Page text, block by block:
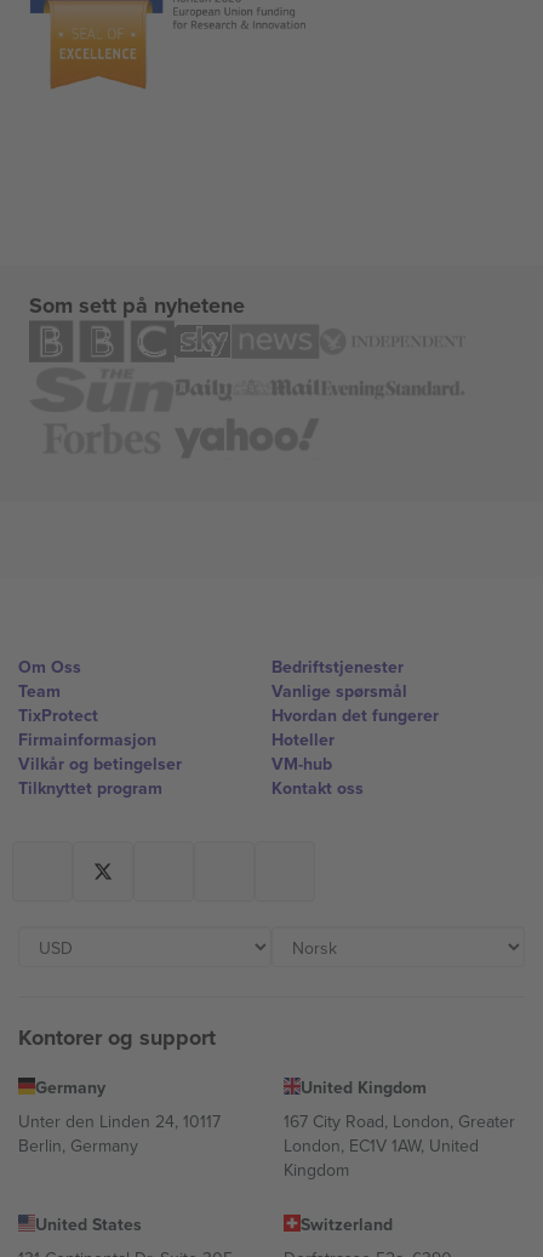
Som sett på nyhetene
Om Oss
Team
TixProtect
Firmainformasjon
Vilkår og betingelser
Tilknyttet program
Bedriftstjenester
Vanlige spørsmål
Hvordan det fungerer
Hoteller
VM-hub
Kontakt oss
Kontorer og support
Germany
Unter den Linden 24, 10117
Berlin, Germany
United Kingdom
167 City Road, London, Greater
London, EC1V 1AW, United
Kingdom
United States
Switzerland